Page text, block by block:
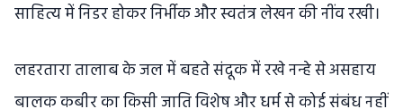
साहित्य में निडर होकर निर्भीक और स्वतंत्र लेखन की नींव रखी।
लहरतारा तालाब के जल में बहते संदूक में रखे नन्हे से असहाय
बालक कबीर का किसी जाति विशेष और धर्म से कोई संबंध नहीं